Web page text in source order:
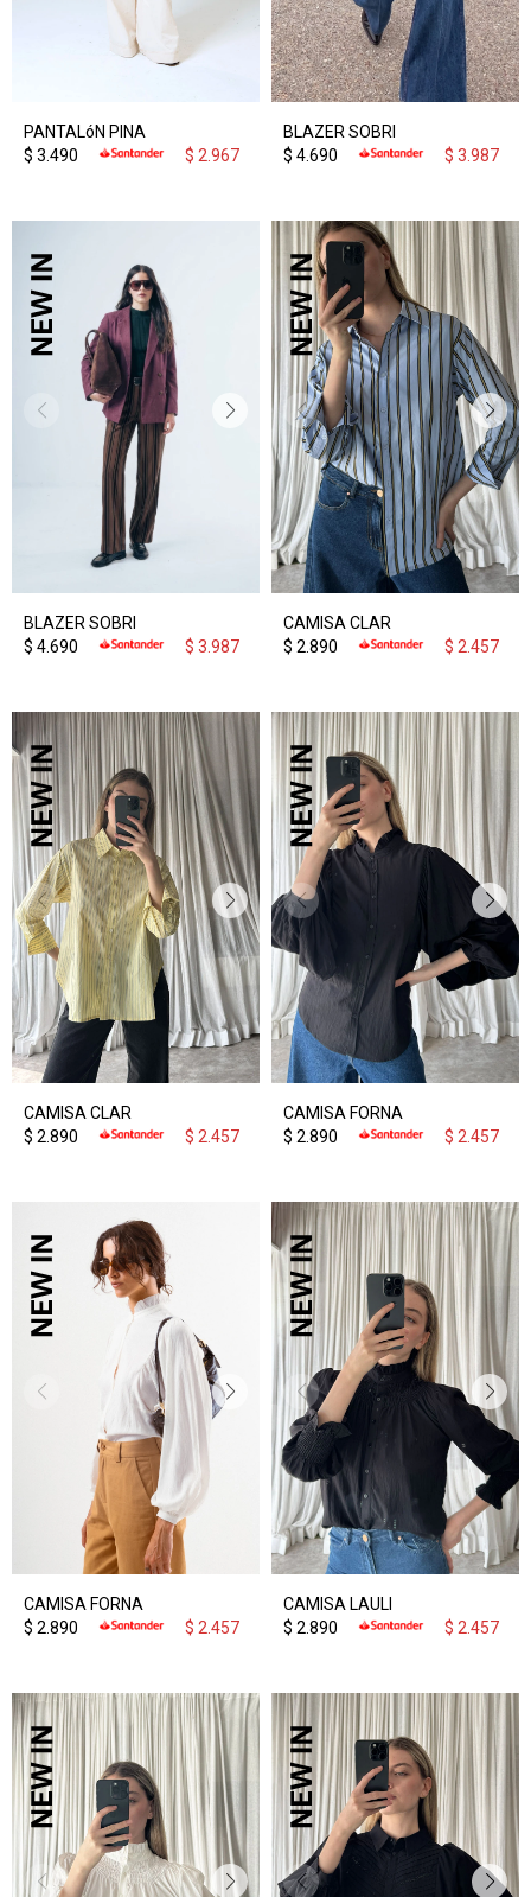
PANTALóN PINA
$ 3.490 $ 2.967
BLAZER SOBRI
$ 4.690 $ 3.987
BLAZER SOBRI
$ 4.690 $ 3.987
CAMISA CLAR
$ 2.890 $ 2.457
CAMISA CLAR
$ 2.890 $ 2.457
CAMISA FORNA
$ 2.890 $ 2.457
CAMISA FORNA
$ 2.890 $ 2.457
CAMISA LAULI
$ 2.890 $ 2.457